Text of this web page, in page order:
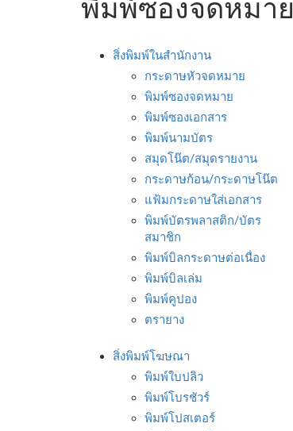
พิมพ์ซองจดหมาย
สิ่งพิมพ์ในสำนักงาน
กระดาษหัวจดหมาย
พิมพ์ซองจดหมาย
พิมพ์ซองเอกสาร
พิมพ์นามบัตร
สมุดโน๊ต/สมุดรายงาน
กระดาษก้อน/กระดาษโน๊ต
แฟ้มกระดาษใส่เอกสาร
พิมพ์บัตรพลาสติก/บัตร
สมาชิก
พิมพ์บิลกระดาษต่อเนื่อง
พิมพ์บิลเล่ม
พิมพ์คูปอง
ตรายาง
สิ่งพิมพ์โฆษณา
พิมพ์ใบปลิว
พิมพ์โบรชัวร์
พิมพ์โปสเตอร์